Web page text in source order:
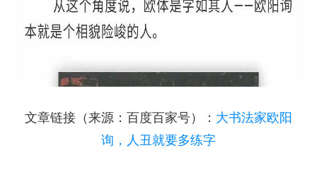
文章链接（来源：百度百家号）： 大书法家欧阳
询，人丑就要多练字